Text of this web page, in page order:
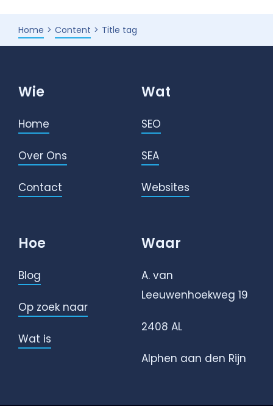
Home Content Title tag
Wie
Home
Over Ons
Contact
Wat
SEO
SEA
Websites
Hoe
Blog
Op zoek naar
Wat is
Waar
A. van
Leeuwenhoekweg 19
2408 AL
Alphen aan den Rijn